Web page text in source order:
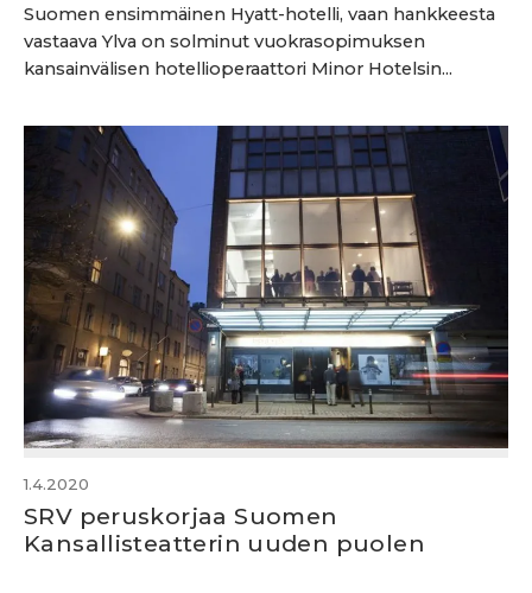
Suomen ensimmäinen Hyatt-hotelli, vaan hankkeesta
vastaava Ylva on solminut vuokrasopimuksen
kansainvälisen hotellioperaattori Minor Hotelsin...
1.4.2020
SRV peruskorjaa Suomen
Kansallisteatterin uuden puolen